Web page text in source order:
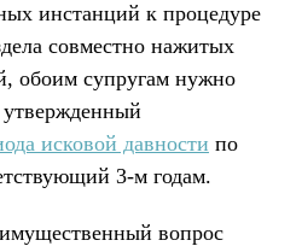
инстанций к процедуре
совместно нажитых
обоим супругам нужно
исковой давности по
3-м годам.
вопрос